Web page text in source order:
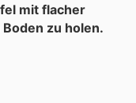
mit flacher
zu holen.